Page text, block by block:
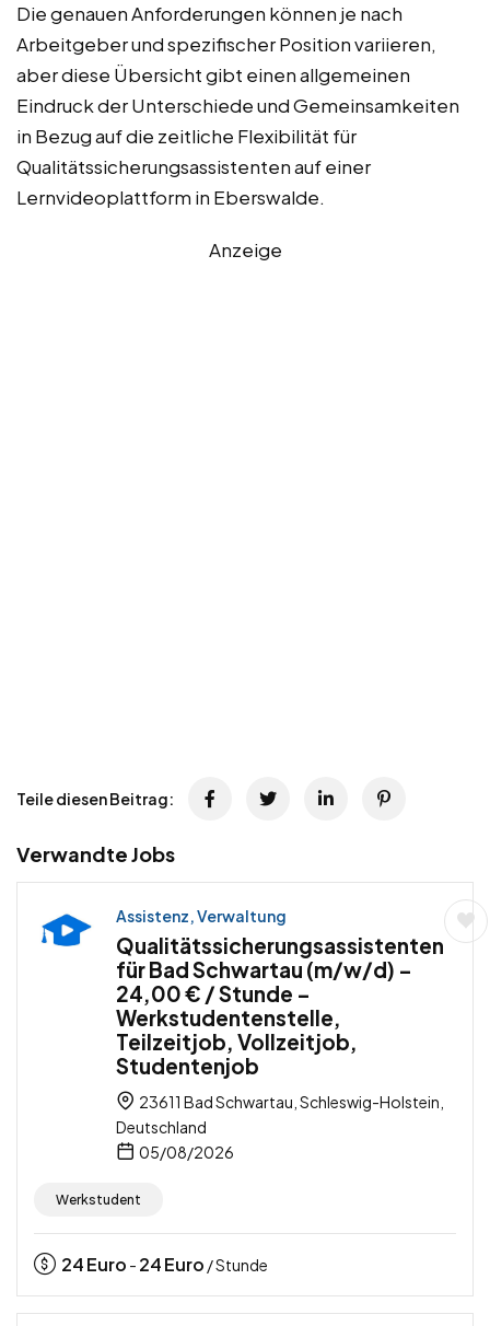
Die genauen Anforderungen können je nach
Arbeitgeber und spezifischer Position variieren,
aber diese Übersicht gibt einen allgemeinen
Eindruck der Unterschiede und Gemeinsamkeiten
in Bezug auf die zeitliche Flexibilität für
Qualitätssicherungsassistenten auf einer
Lernvideoplattform in Eberswalde.
Anzeige
Teile diesen Beitrag:
Verwandte Jobs
Assistenz, Verwaltung
Qualitätssicherungsassistenten
für Bad Schwartau (m/w/d) –
24,00 € / Stunde –
Werkstudentenstelle,
Teilzeitjob, Vollzeitjob,
Studentenjob
23611 Bad Schwartau, Schleswig-Holstein,
Deutschland
05/08/2026
Werkstudent
24Euro - 24Euro / Stunde